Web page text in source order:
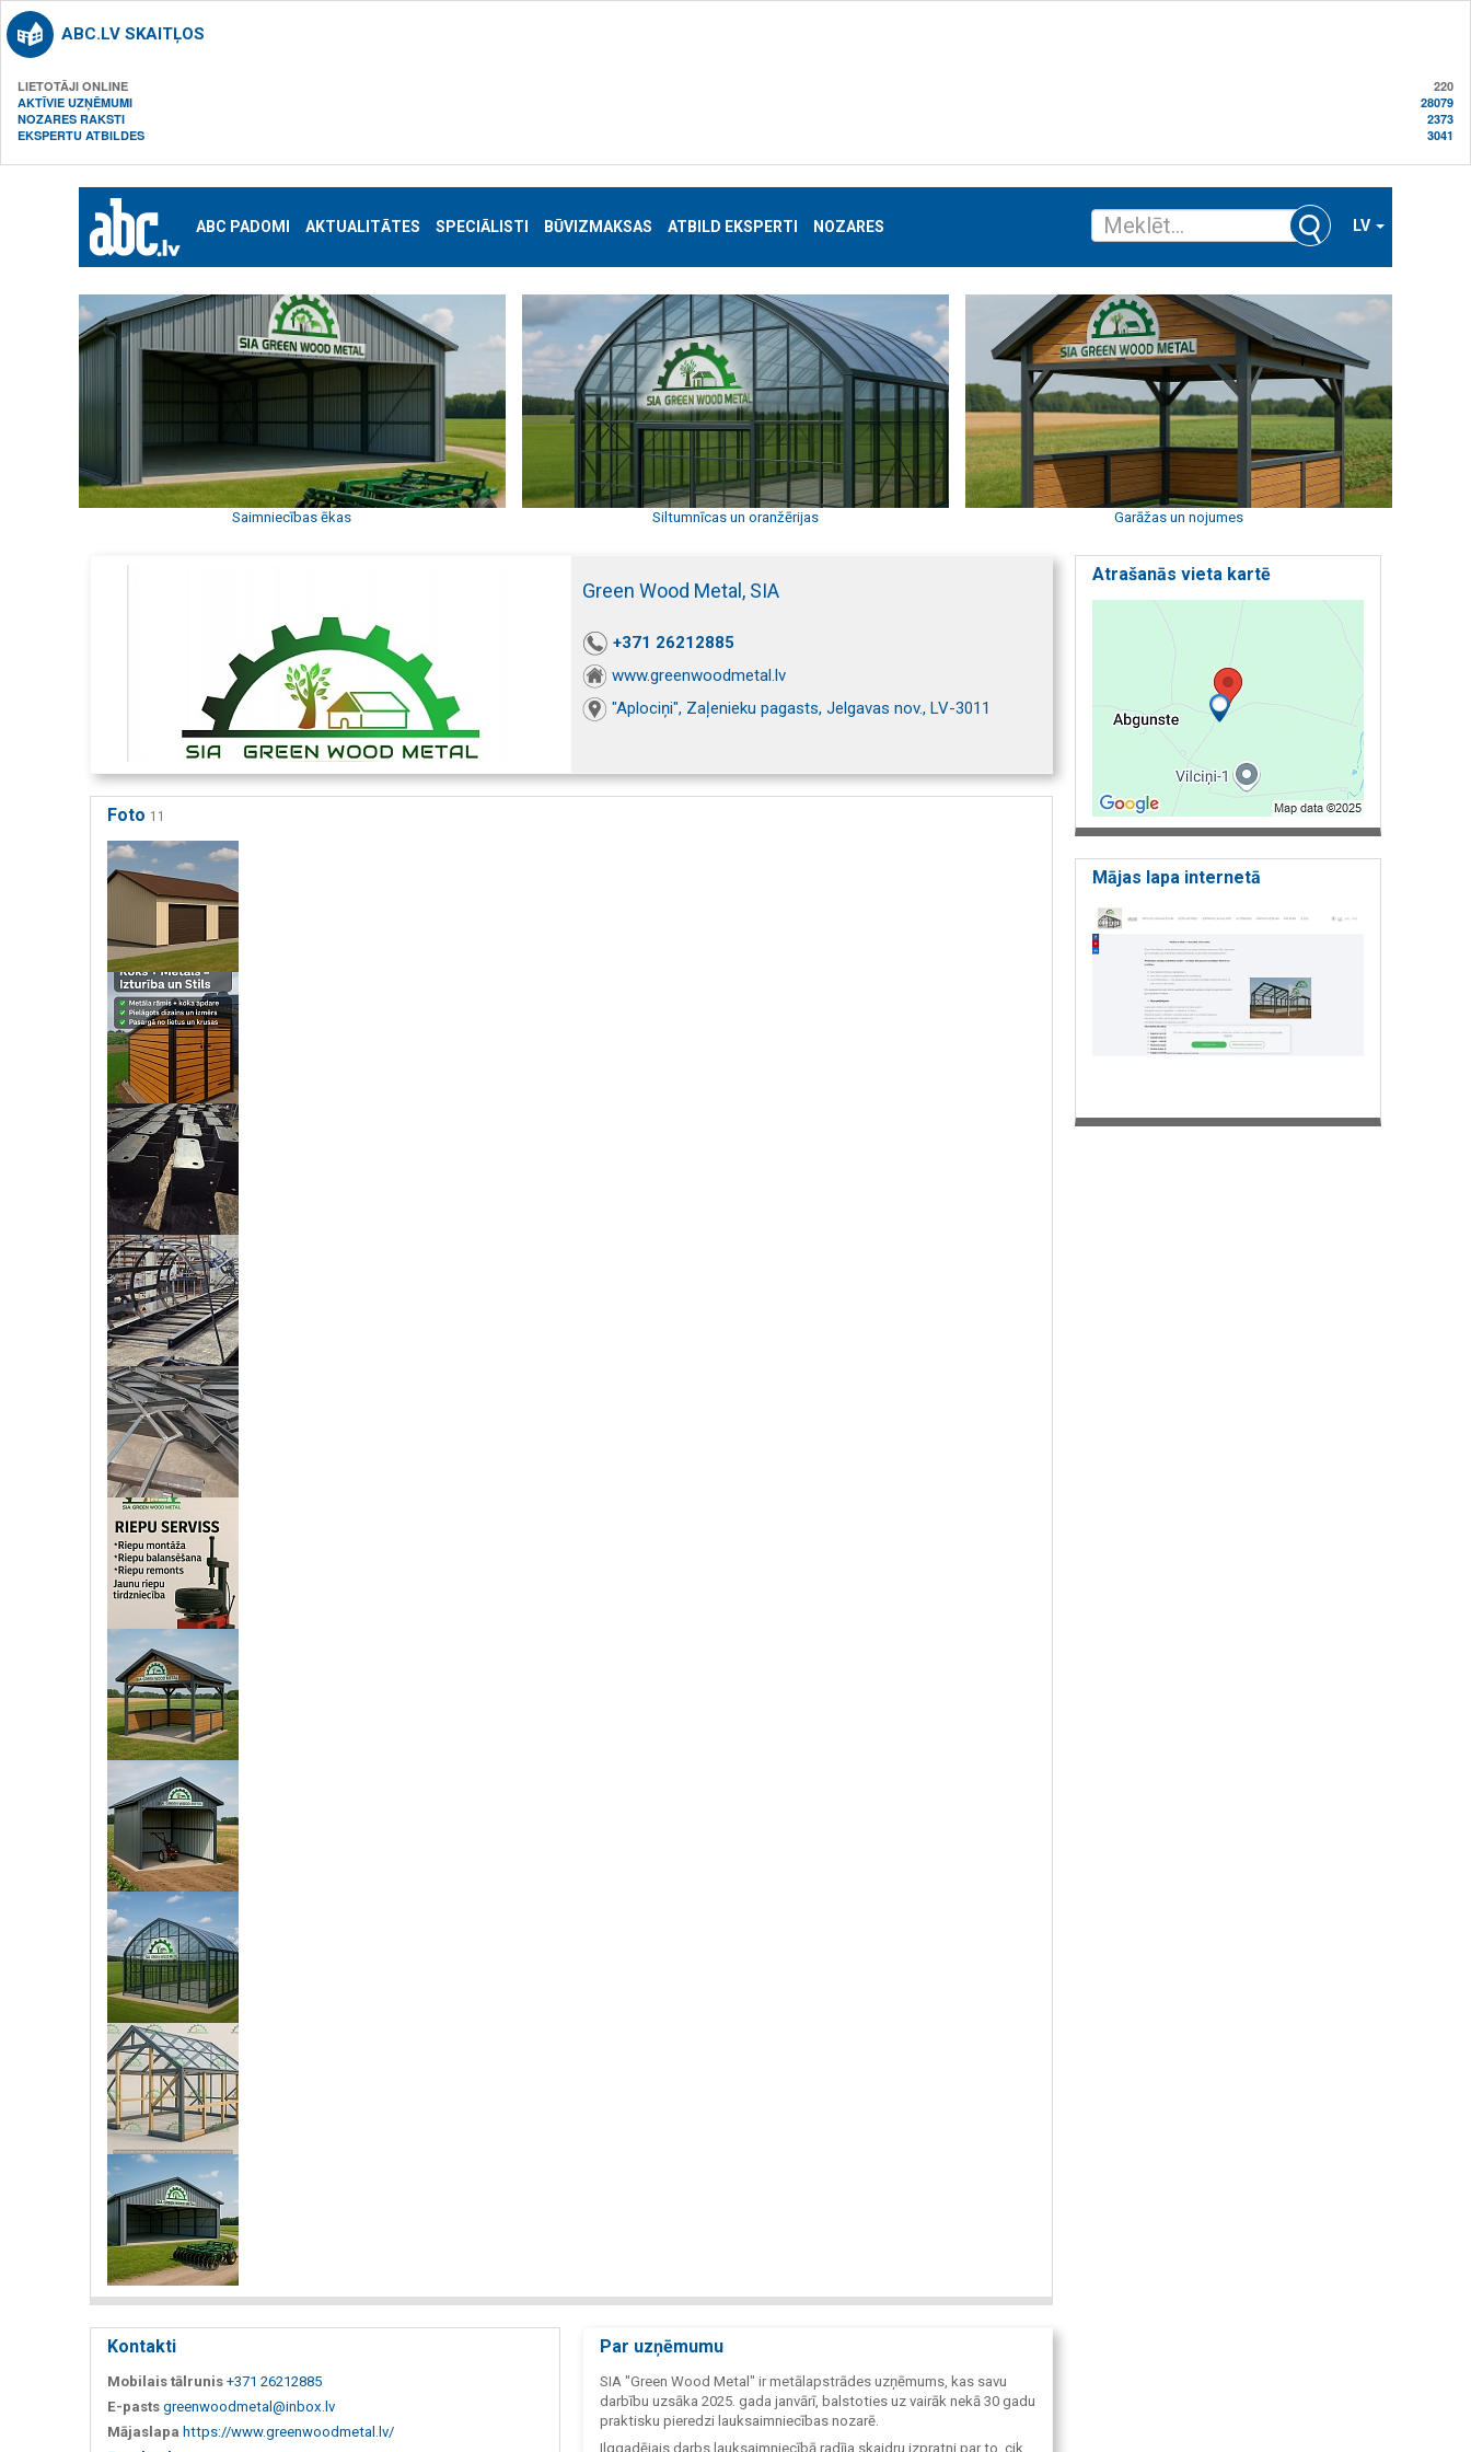
ABC.LV SKAITĻOS
LIETOTĀJI ONLINE
220
AKTĪVIE UZŅĒMUMI
28079
NOZARES RAKSTI
2373
EKSPERTU ATBILDES
3041
ABC PADOMI AKTUALITĀTES SPECIĀLISTI BŪVIZMAKSAS ATBILD EKSPERTI NOZARES LV
Saimniecības ēkas Siltumnīcas un oranžērijas Garāžas un nojumes
Green Wood Metal, SIA
+371 26212885
www.greenwoodmetal.lv
"Aplociņi", Zaļenieku pagasts, Jelgavas nov., LV-3011
Foto 11
Kontakti
Mobilais tālrunis +371 26212885
E-pasts greenwoodmetal@inbox.lv
Mājaslapa https://www.greenwoodmetal.lv/
Par uzņēmumu
SIA "Green Wood Metal" ir metālapstrādes uzņēmums, kas savu
darbību uzsāka 2025. gada janvārī, balstoties uz vairāk nekā 30 gadu
praktisku pieredzi lauksaimniecības nozarē.
Ilggadējais darbs lauksaimniecībā radīja skaidru izpratni par to, cik
Atrašanās vieta kartē
Mājas lapa internetā